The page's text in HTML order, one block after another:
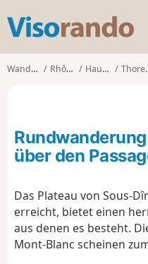
s
o
o
Wanderungen Rhône-Alpes Haute-Savoie Thorens-Glières
über den
Das Plateau von Sous-
erreicht, bietet einen
aus denen es besteht.
Mont-Blanc scheinen